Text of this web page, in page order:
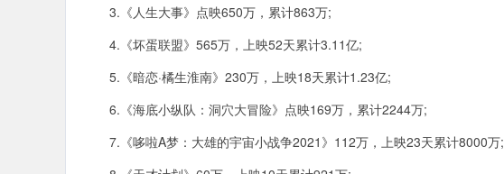
3.《人生大事》点映650万，累计863万;
4.《坏蛋联盟》565万，上映52天累计3.11亿;
5.《暗恋·橘生淮南》230万，上映18天累计1.23亿;
6.《海底小纵队：洞穴大冒险》点映169万，累计2244万;
7.《哆啦A梦：大雄的宇宙小战争2021》112万，上映23天累计8000万;